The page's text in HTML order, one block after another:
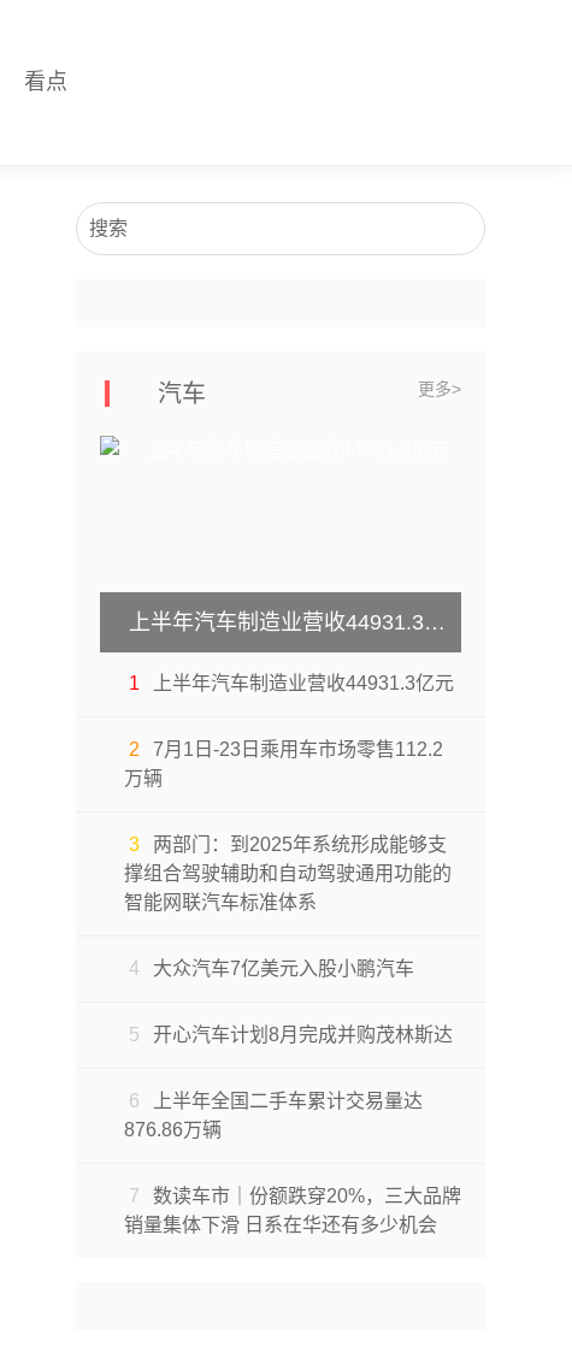
看点
搜索
汽车 更多>
上半年汽车制造业营收44931.3亿元
1 上半年汽车制造业营收44931.3亿元
2
7月1日-23日乘用车市场零售112.2
万辆
3
两部门：到2025年系统形成能够支
撑组合驾驶辅助和自动驾驶通用功能的
智能网联汽车标准体系
4 大众汽车7亿美元入股小鹏汽车
5 开心汽车计划8月完成并购茂林斯达
6
上半年全国二手车累计交易量达
876.86万辆
7
数读车市｜份额跌穿20%，三大品牌
销量集体下滑 日系在华还有多少机会